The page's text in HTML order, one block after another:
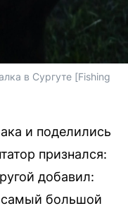
в Сургуте [Fishing
и поделились
признался:
добавил:
самый большой